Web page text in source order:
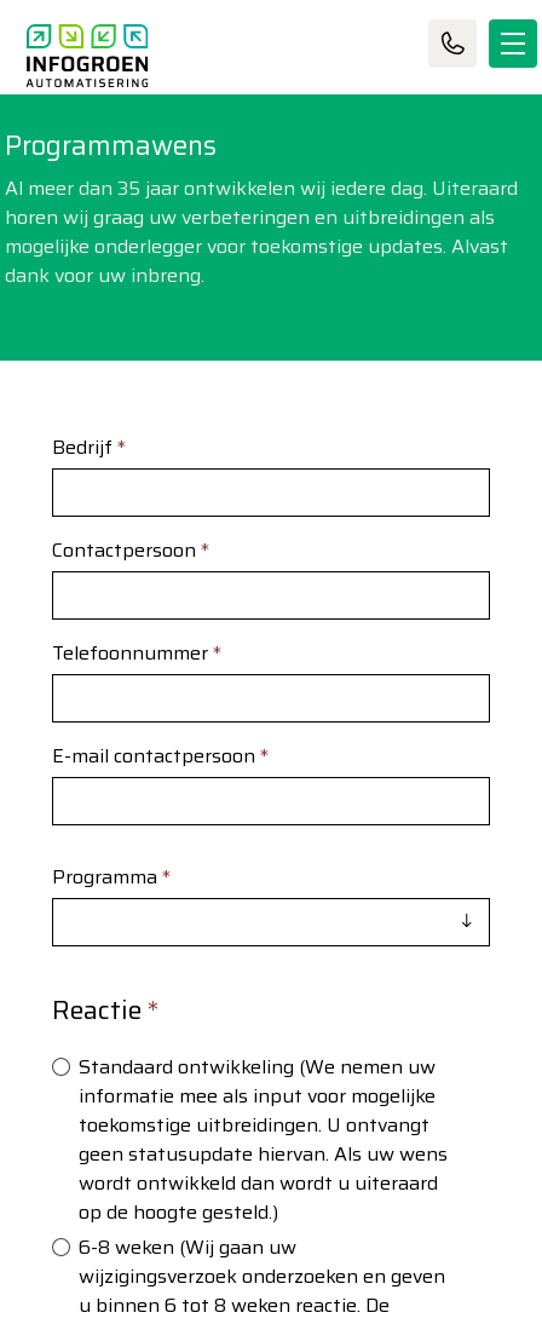
Programmawens
Al meer dan 35 jaar ontwikkelen wij iedere dag. Uiteraard
horen wij graag uw verbeteringen en uitbreidingen als
mogelijke onderlegger voor toekomstige updates. Alvast
dank voor uw inbreng.
Bedrijf *
Contactpersoon *
Telefoonnummer*
E-mail contactpersoon *
Programma *
Reactie*
Standaard ontwikkeling (We nemen uw
informatie mee als input voor mogelijke
toekomstige uitbreidingen. U ontvangt
geen statusupdate hiervan. Als uw wens
wordt ontwikkeld dan wordt u uiteraard
op de hoogte gesteld.)
6-8 weken (Wij gaan uw
wijzigingsverzoek onderzoeken en geven
u binnen 6 tot 8 weken reactie. De